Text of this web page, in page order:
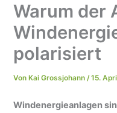
Warum der
polarisiert
Von Kai Grossjohann/15.
Windenergieanlagen